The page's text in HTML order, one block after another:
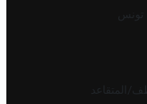
المتقاعد